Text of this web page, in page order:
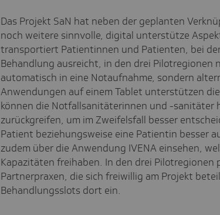
Das Projekt SaN hat neben der geplanten
noch weitere sinnvolle, digital unterstütze
transportiert Patientinnen und Patienten, bei
Behandlung ausreicht, in den drei Pilotregionen
automatisch in eine Notaufnahme, sondern
Anwendungen auf einem Tablet unterstützen
können die Notfallsanitäterinnen und -sanitäter
zurückgreifen, um im Zweifelsfall besser
Patient beziehungsweise eine Patientin besser
zudem über die Anwendung IVENA einsehen,
Kapazitäten freihaben. In den drei Pilotregionen
Partnerpraxen, die sich freiwillig am Projekt
Behandlungsslots dort ein.